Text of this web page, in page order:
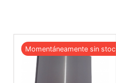
Momentáneamente sin stock